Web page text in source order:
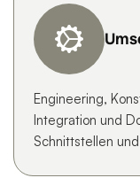
Engineering,
Integration und
Schnittstellen